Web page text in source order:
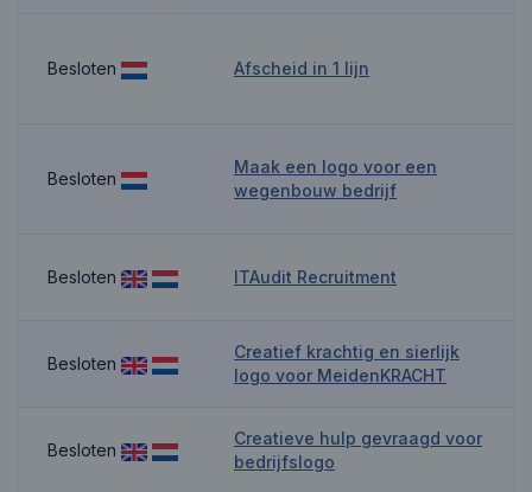
Besloten Afscheid in 1 lijn
Besloten
Maak een logo voor een
wegenbouw bedrijf
Besloten ITAudit Recruitment
Besloten
Creatief krachtig en sierlijk
logo voor MeidenKRACHT
Besloten
Creatieve hulp gevraagd voor
bedrijfslogo